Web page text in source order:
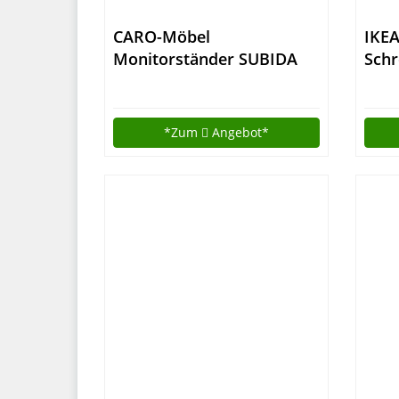
CARO-Möbel
Monitorständer SUBIDA
Bildschirmerhöhung mit
Ablagefach, in schwarz
*Zum Angebot*